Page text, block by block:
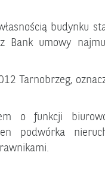
budynku
Bank umowy
Tarnobrzeg,
o funkcji
podwórka